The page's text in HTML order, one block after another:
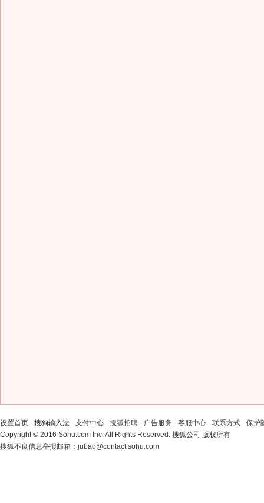
设置首页 - 搜狗输入法 - 支付中心 - 搜狐招聘 - 广告服务 - 客服中心 - 联系方式 - 保护
Copyright© 2016 Sohu.com Inc. All Rights Reserved. 搜狐公司 版权所有
搜狐不良信息举报邮箱： jubao@contact.sohu.com